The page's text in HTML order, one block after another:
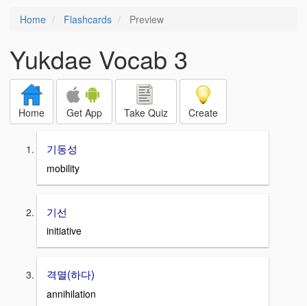
Home Flashcards Preview
Yukdae Vocab 3
Home Get App Take Quiz Create
기동성
mobility
기선
initiative
격멸(하다)
annihilation